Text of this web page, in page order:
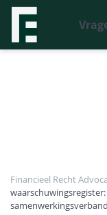
Financieel Recht